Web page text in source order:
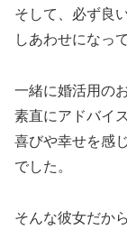
そして、必ず良
しあわせになっ
一緒に婚活用の
素直にアドバイ
喜びや幸せを感
でした。
そんな彼女だか